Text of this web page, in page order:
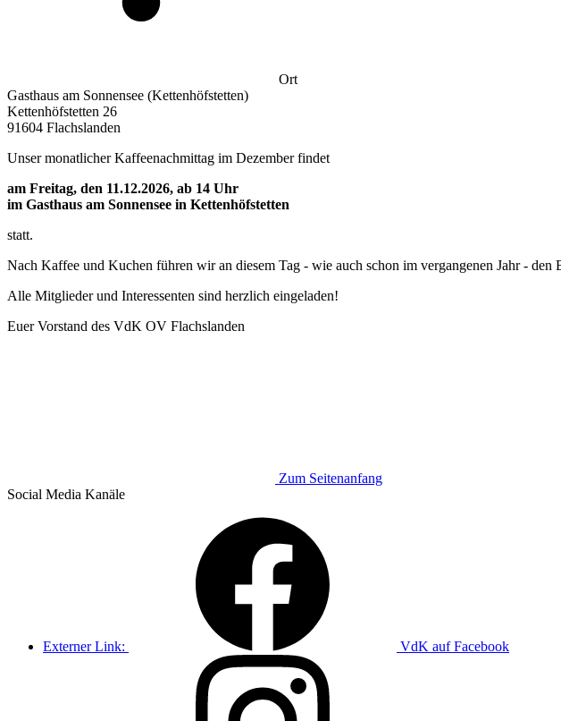
Ort
Gasthaus am Sonnensee (Kettenhöfstetten)
Kettenhöfstetten 26
91604 Flachslanden
Unser monatlicher Kaffeenachmittag im Dezember findet
am Freitag, den 11.12.2026, ab 14 Uhr
im Gasthaus am Sonnensee in Kettenhöfstetten
statt.
Nach Kaffee und Kuchen führen wir an diesem Tag - wie auch schon im vergangenen Jahr - den
Alle Mitglieder und Interessenten sind herzlich eingeladen!
Euer Vorstand des VdK OV Flachslanden
Zum Seitenanfang
Social Media Kanäle
Externer Link: VdK auf Facebook